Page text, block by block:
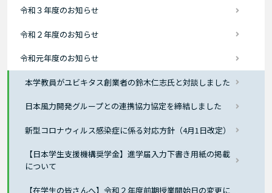
令和３年度のお知らせ
令和２年度のお知らせ
令和元年度のお知らせ
本学教員がユビキタス創業者の鈴木仁志氏と対談しました
日本風力開発グループとの連携協力協定を締結しました
新型コロナウィルス感染症に係る対応方針（4月1日改定）
【日本学生支援機構奨学金】進学届入力下書き用紙の掲載
について
【在学生の皆さんへ】令和２年度前期授業開始日の変更に